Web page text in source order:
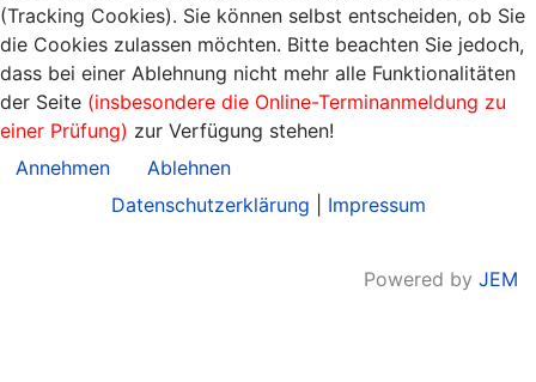
Powered by JEM
(Tracking Cookies). Sie können selbst entscheiden, ob Sie
die Cookies zulassen möchten. Bitte beachten Sie jedoch,
dass bei einer Ablehnung nicht mehr alle Funktionalitäten
der Seite (insbesondere die Online-Terminanmeldung zu
einer Prüfung) zur Verfügung stehen!
Annehmen
Ablehnen
Datenschutzerklärung
Impressum